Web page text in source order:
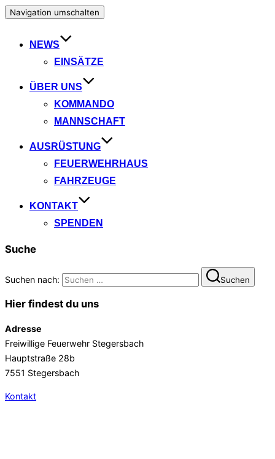
Navigation umschalten
NEWS
EINSÄTZE
ÜBER UNS
KOMMANDO
MANNSCHAFT
AUSRÜSTUNG
FEUERWEHRHAUS
FAHRZEUGE
KONTAKT
SPENDEN
Suche
Suchen nach: Suchen
Hier findest du uns
Adresse
Freiwillige Feuerwehr Stegersbach
Hauptstraße 28b
7551 Stegersbach
Kontakt